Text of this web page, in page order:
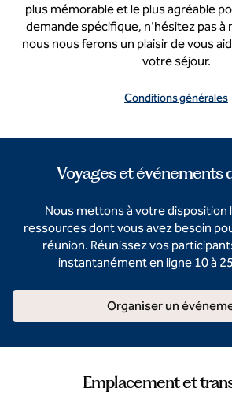
plus mémorable et le plus agréable
demande spécifique, n'hésitez pas à
nous nous ferons un plaisir de vous
votre séjour.
Conditions générales
Voyages et événements
Nous mettons à votre disposition
ressources dont vous avez besoin
réunion. Réunissez vos
instantanément en ligne 10 à
Organiser un
Emplacement et